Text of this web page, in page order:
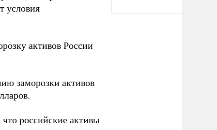
условия
активов России
заморозки активов
что российские активы